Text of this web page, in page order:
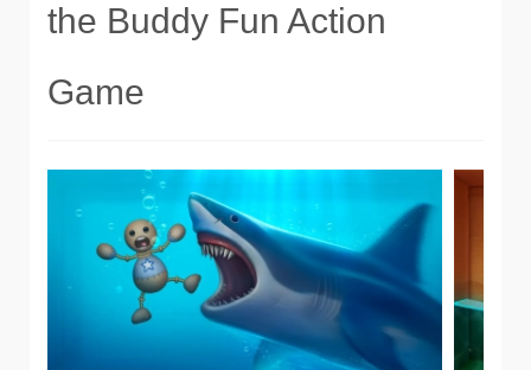
the Buddy Fun Action
Game